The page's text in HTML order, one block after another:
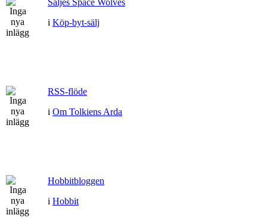
Säljes Space Wolves
i Köp-byt-sälj
RSS-flöde
i Om Tolkiens Arda
Hobbitbloggen
i Hobbit